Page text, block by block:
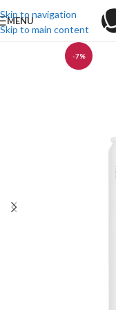
Skip to navigation
Skip to main content
MENU
-7%